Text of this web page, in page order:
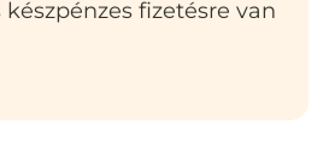
fizetésre van